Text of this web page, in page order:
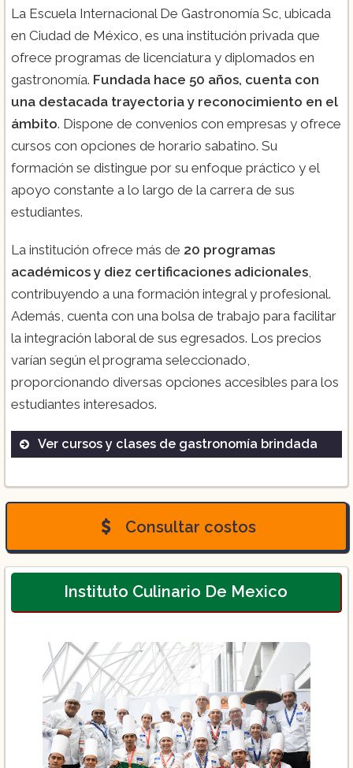
La Escuela Internacional De Gastronomía Sc, ubicada
en Ciudad de México, es una institución privada que
ofrece programas de licenciatura y diplomados en
gastronomía. Fundada hace 50 años, cuenta con
una destacada trayectoria y reconocimiento en el
ámbito. Dispone de convenios con empresas y ofrece
cursos con opciones de horario sabatino. Su
formación se distingue por su enfoque práctico y el
apoyo constante a lo largo de la carrera de sus
estudiantes.
La institución ofrece más de 20 programas
académicos y diez certificaciones adicionales,
contribuyendo a una formación integral y profesional.
Además, cuenta con una bolsa de trabajo para facilitar
la integración laboral de sus egresados. Los precios
varían según el programa seleccionado,
proporcionando diversas opciones accesibles para los
estudiantes interesados.
Ver cursos y clases de gastronomía brindada
Repostería y Panadería
Gestión de Restaurantes
Consultar costos
Instituto Culinario De Mexico